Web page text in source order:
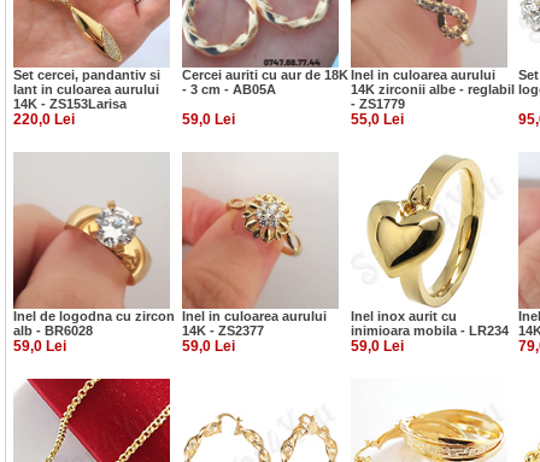
Set cercei, pandantiv si
lant in culoarea aurului
14K - ZS153Larisa
Cercei auriti cu aur de 18K
- 3 cm - AB05A
Inel in culoarea aurului
14K zirconii albe - reglabil
- ZS1779
220,0 Lei 59,0 Lei 55,0 Lei
Inel de logodna cu zircon
alb - BR6028
Inel in culoarea aurului
14K - ZS2377
Inel inox aurit cu
inimioara mobila - LR234
59,0 Lei 59,0 Lei 59,0 Lei